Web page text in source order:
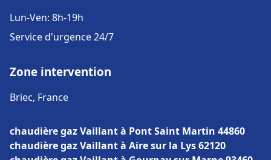
Lun-Ven: 8h-19h
Service d'urgence 24/7
Zone intervention
Briec, France
chaudière gaz Vaillant à Pont Saint Martin 44860
chaudière gaz Vaillant à Aire sur la Lys 62120